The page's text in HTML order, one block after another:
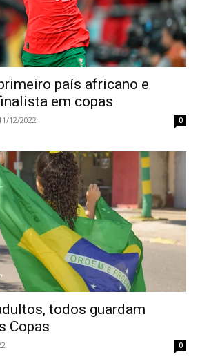
país africano e
em copas
12/2022 0
todos guardam
Copas
0